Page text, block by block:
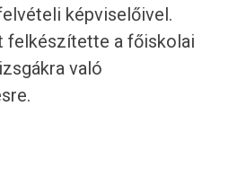
képviselőivel.
felkészítette a főiskolai
való